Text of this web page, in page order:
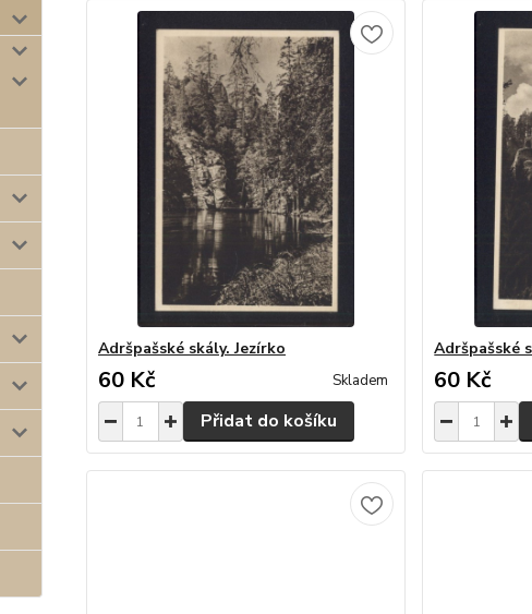
Adršpašské skály. Jezírko
60 Kč Skladem
Přidat do košíku
Adršpašské
60 Kč